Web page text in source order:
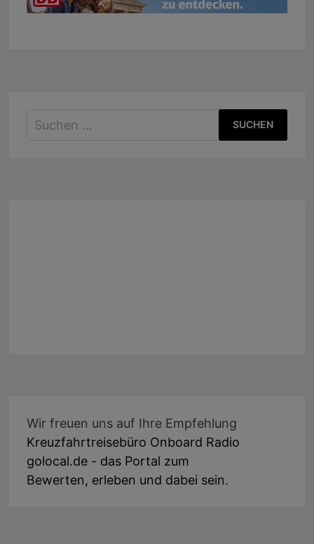
Suchen
Wir freuen uns auf Ihre Empfehlung
Kreuzfahrtreisebüro Onboard Radio
golocal.de - das Portal zum
Bewerten, erleben und dabei sein.